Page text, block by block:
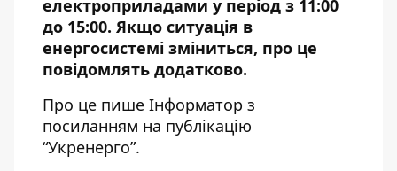
електроприладами у період з 11:00
до 15:00. Якщо ситуація в
енергосистемі зміниться, про це
повідомлять додатково.
Про це пише Інформатор з
посиланням на публікацію
“Укренерго”.